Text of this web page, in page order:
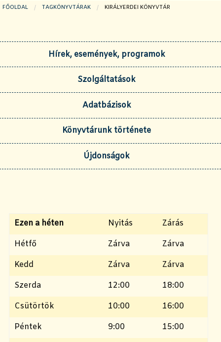
FŐOLDAL TAGKÖNYVTÁRAK JELENLEGI OLDAL:
KIRÁLYERDEI KÖNYVTÁR
Hírek, események, programok
Szolgáltatások
Adatbázisok
Könyvtárunk története
Újdonságok
Ezen a héten Nyitás
Zárás
Hétfő
Zárva
Zárva
Kedd
Zárva
Zárva
Szerda
12:00
18:00
Csütörtök
10:00
16:00
Péntek
9:00
15:00